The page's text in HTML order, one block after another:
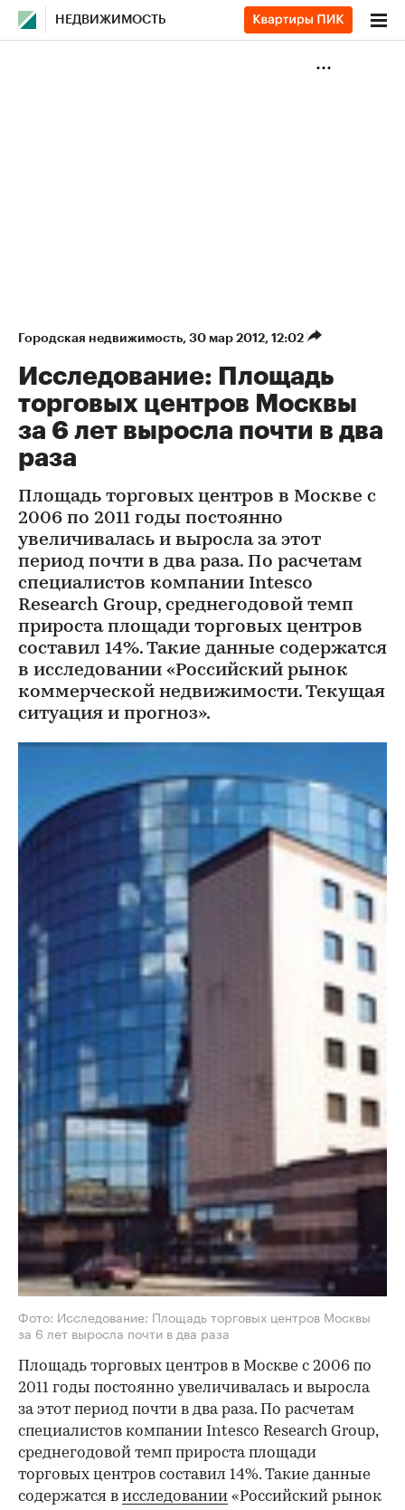
НЕДВИЖИМОСТЬ
Городская недвижимость⁠, 30 мар 2012, 12:02
Исследование: Площадь
торговых центров Москвы
за 6 лет выросла почти в два
раза
Площадь торговых центров в Москве с
2006 по 2011 годы постоянно
увеличивалась и выросла за этот
период почти в два раза. По расчетам
специалистов компании Intesco
Research Group, среднегодовой темп
прироста площади торговых центров
составил 14%. Такие данные содержатся
в исследовании «Российский рынок
коммерческой недвижимости. Текущая
ситуация и прогноз».
Фото: Исследование: Площадь торговых центров Москвы
за 6 лет выросла почти в два раза
Площадь торговых центров в Москве с 2006 по
2011 годы постоянно увеличивалась и выросла
за этот период почти в два раза. По расчетам
специалистов компании Intesco Research Group,
среднегодовой темп прироста площади
торговых центров составил 14%. Такие данные
содержатся в исследовании «Российский рынок